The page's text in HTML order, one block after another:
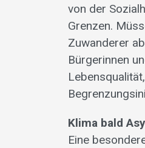
von der
Grenzen.
Zuwanderer
Bürgerinnen
Klima bald
Eine